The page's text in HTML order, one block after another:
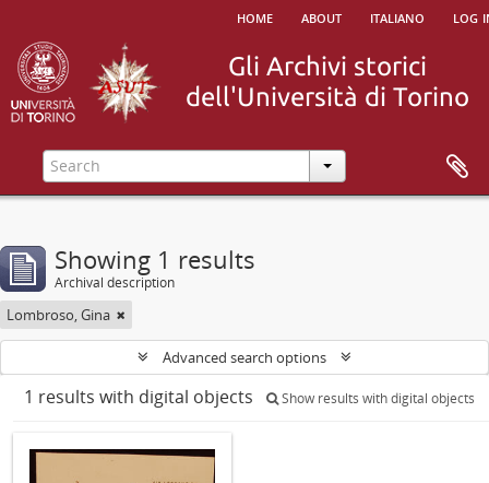
home about italiano log
Showing 1 results
Archival description
Lombroso, Gina
Advanced search options
1 results with digital objects Show results with digital objects